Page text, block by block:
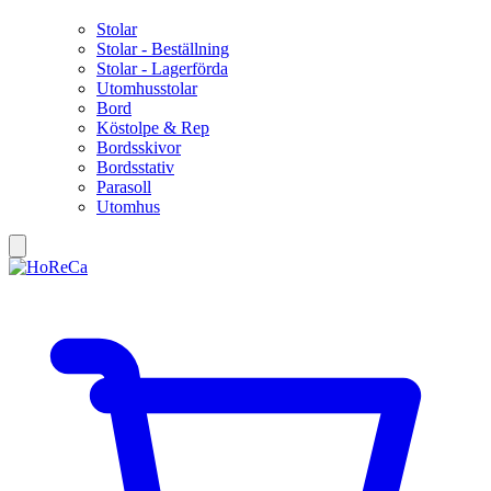
Stolar
Stolar - Beställning
Stolar - Lagerförda
Utomhusstolar
Bord
Köstolpe & Rep
Bordsskivor
Bordsstativ
Parasoll
Utomhus